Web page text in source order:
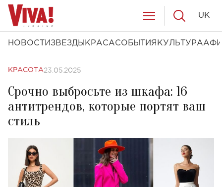
НОВОСТИ ЗВЕЗДЫ КРАСАСОБЫТИЯ КУЛЬТУРА
UK
КРАСОТА23.05.2025
Срочно выбросьте из шкафа: 16
антитрендов, которые портят ваш
стиль